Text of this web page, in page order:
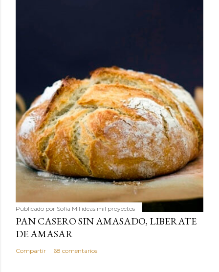
Publicado por Sofía Mil ideas mil proyectos
PAN CASERO SIN AMASADO, LIBERATE
DE AMASAR
Compartir 68 comentarios